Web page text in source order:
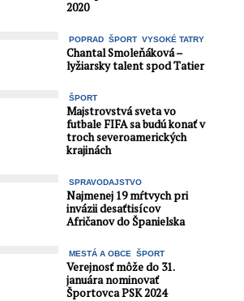
2020
POPRAD ŠPORT VYSOKÉ TATRY
Chantal Smoleňáková –
lyžiarsky talent spod Tatier
ŠPORT
Majstrovstvá sveta vo
futbale FIFA sa budú konať v
troch severoamerických
krajinách
SPRAVODAJSTVO
Najmenej 19 mŕtvych pri
invázii desaťtisícov
Afričanov do Španielska
MESTÁ A OBCE ŠPORT
Verejnosť môže do 31.
januára nominovať
Športovca PSK 2024